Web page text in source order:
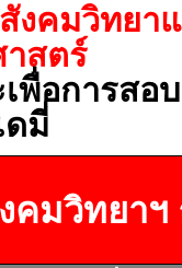
งคมวิทยา
สตร์
อการสอ
ดมี่
คมวิทยาฯ